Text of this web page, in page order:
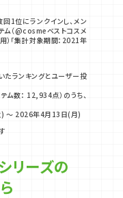
1位にランクインし、メン
ム （@cosmeベストコスメ
）「集計対象期間：2021年
たランキングとユーザー投
ム数： 12,934点）のうち、
) 〜 2026年4月13日(月)
リーズの